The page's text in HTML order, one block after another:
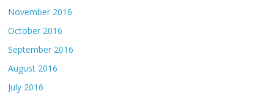
November 2016
October 2016
September 2016
August 2016
July 2016